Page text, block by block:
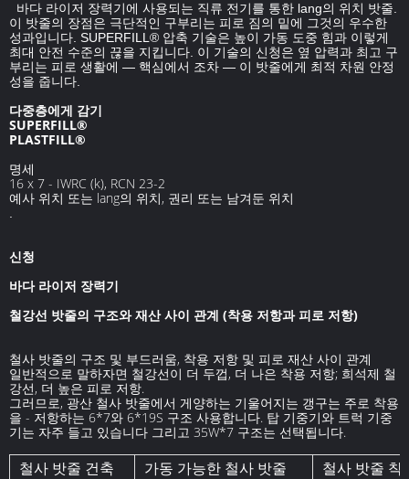
바다 라이저 장력기에 사용되는 직류 전기를 통한 lang의 위치 밧줄.
이 밧줄의 장점은 극단적인 구부리는 피로 짐의 밑에 그것의 우수한
성과입니다. SUPERFILL® 압축 기술은 높이 가동 도중 힘과 이렇게
최대 안전 수준의 끊을 지킵니다. 이 기술의 신청은 옆 압력과 최고 구
부리는 피로 생활에 — 핵심에서 조차 — 이 밧줄에게 최적 차원 안정
성을 줍니다.
다중층에게 감기
SUPERFILL®
PLASTFILL®
명세
16 x 7 - IWRC (k), RCN 23-2
예사 위치 또는 lang의 위치, 권리 또는 남겨둔 위치
신청
바다 라이저 장력기
철강선 밧줄의 구조와 재산 사이 관계 (착용 저항과 피로 저항)
철사 밧줄의 구조 및 부드러움, 착용 저항 및 피로 재산 사이 관계
일반적으로 말하자면 철강선이 더 두껍, 더 나은 착용 저항; 희석제 철
강선, 더 높은 피로 저항.
그러므로, 광산 철사 밧줄에서 게양하는 기울어지는 갱구는 주로 착용
을 - 저항하는 6*7와 6*19S 구조 사용합니다. 탑 기중기와 트럭 기중
기는 자주 들고 있습니다 그리고 35W*7 구조는 선택됩니다.
철사 밧줄 건축 가동 가능한 철사 밧줄
철사 밧줄 착